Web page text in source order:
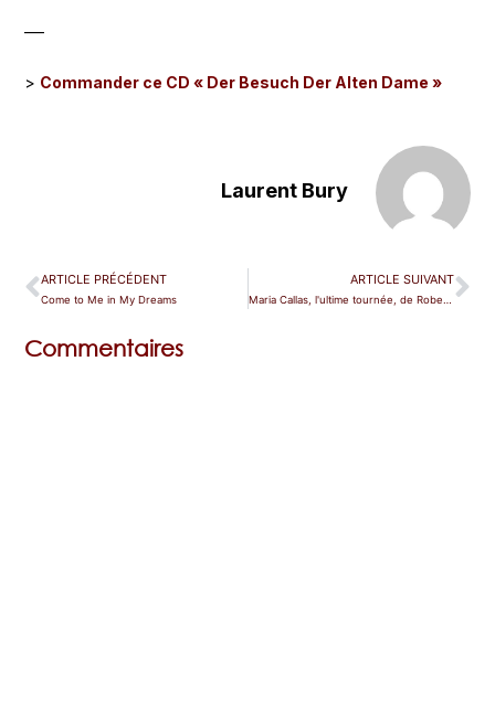
> Commander ce CD « Der Besuch Der Alten Dame »
Laurent Bury
ARTICLE PRÉCÉDENT
Come to Me in My Dreams
ARTICLE SUIVANT
Commentaires